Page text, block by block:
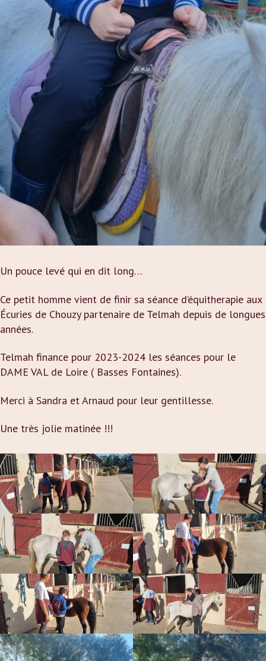
Un pouce levé qui en dit long…
Ce petit homme vient de finir sa séance d’équitherapie aux
Écuries de Chouzy partenaire de Telmah depuis de longues
années.
Telmah finance pour 2023-2024 les séances pour le
DAME VAL de Loire ( Basses Fontaines).
Merci à Sandra et Arnaud pour leur gentillesse.
Une très jolie matinée !!!